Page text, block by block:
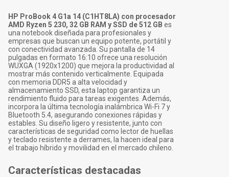
HP ProBook 4 G1a 14 (C1HT8LA) con procesador
AMD Ryzen 5 230, 32 GB RAM y SSD de 512 GB es
una notebook diseñada para profesionales y
empresas que buscan un equipo potente, portátil y
con conectividad avanzada. Su pantalla de 14
pulgadas en formato 16:10 ofrece una resolución
WUXGA (1920x1200) que mejora la productividad al
mostrar más contenido verticalmente. Equipada
con memoria DDR5 a alta velocidad y
almacenamiento SSD, esta laptop garantiza un
rendimiento fluido para tareas exigentes. Además,
incorpora la última tecnología inalámbrica Wi-Fi 7 y
Bluetooth 5.4, asegurando conexiones rápidas y
estables. Su diseño ligero y resistente, junto con
características de seguridad como lector de huellas
y teclado resistente a derrames, la hacen ideal para
el trabajo híbrido y movilidad en el mercado chileno.
Características destacadas